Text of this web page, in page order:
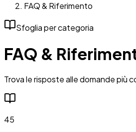
FAQ & Riferimento
Sfoglia per categoria
FAQ &
Trova le risposte alle domande più
45